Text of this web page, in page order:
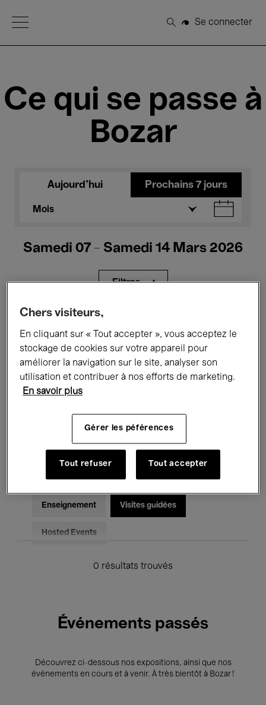
Open Menu
Rechercher
Se connecter
Ce qui se passe à
Bozar
Aujourd'hui Prochains 7 jours
Mois
Samedi 07 - Samedi 14 Mars 2026
Filtres
Expositions Films Performances
Rencontres & Débats Jazz
Musique électronique
Pour tous Kids’ Palace
Enseignement Visites guidées
Hosted Events
0 résultats trouvés
Événements passés
Découvrez ci-dessous nos expositions, ainsi que nos
événements en cours et à venir. À très bientôt à Bozar !
Chers visiteurs,
En cliquant sur « Tout accepter », vous acceptez le
stockage de cookies sur votre appareil pour
améliorer la navigation sur le site, analyser son
utilisation et contribuer à nos efforts de marketing.
En savoir plus
Gérer les péférences
Tout refuser Tout accepter